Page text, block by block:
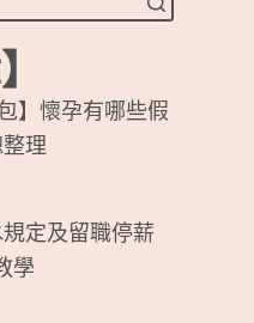
】懷孕有哪些假
理
定及留職停薪
學